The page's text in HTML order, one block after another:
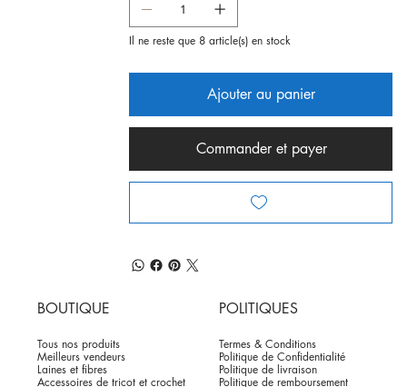
Il ne reste que 8 article(s) en stock
Ajouter au panier
Commander et payer
BOUTIQUE
Tous nos produits
Meilleurs vendeurs
Laines et fibres
Accessoires de tricot et crochet
POLITIQUES
Termes & Conditions
Politique de Confidentialité
Politique de livraison
Politique de remboursement